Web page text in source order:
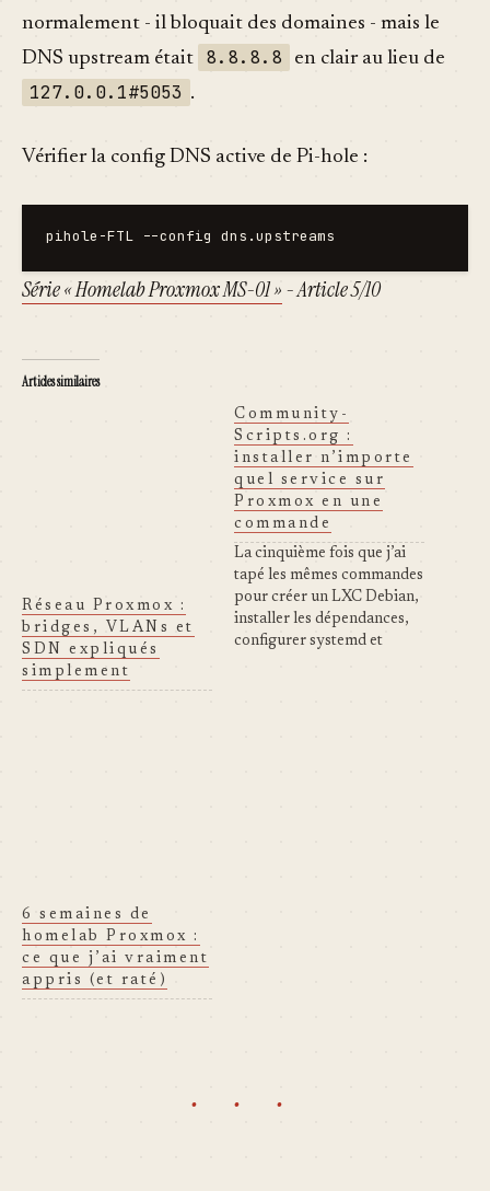
normalement - il bloquait des domaines - mais le
DNS upstream était
8.8.8.8 en clair au lieu de
127.0.0.1#5053 .
Vérifier la config DNS active de Pi-hole :
pihole-FTL --config dns.upstreams
Série « Homelab Proxmox MS-01 »- Article 5/10
Articles similaires
Réseau Proxmox :
bridges, VLANs et
SDN expliqués
simplement
Community-
Scripts.org :
installer n’importe
quel service sur
Proxmox en une
commande
La cinquième fois que j’ai
tapé les mêmes commandes
pour créer un LXC Debian,
installer les dépendances,
configurer systemd et
6 semaines de
homelab Proxmox :
ce que j’ai vraiment
appris (et raté)
· · ·